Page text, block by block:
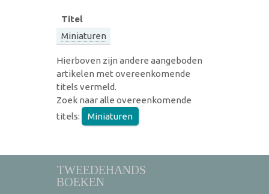
Titel
Miniaturen
Hierboven zijn andere aangeboden
artikelen met overeenkomende
titels vermeld.
Zoek naar alle overeenkomende
titels:
Miniaturen
TWEEDEHANDS
BOEKEN